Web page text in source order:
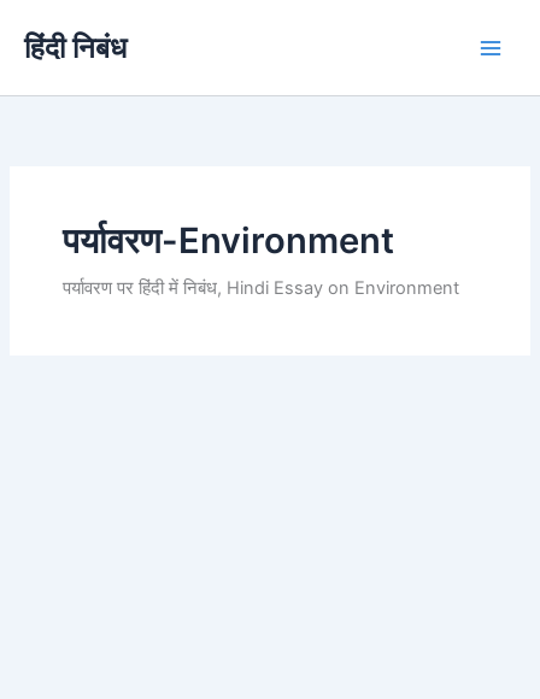
हिंदी निबंध
पर्यावरण-Environment
पर्यावरण पर हिंदी में निबंध, Hindi Essay on Environment